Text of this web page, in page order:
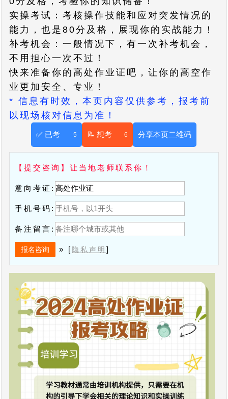
实操考试：考核操作技能和应对突发情况的
能力，也是80分及格，展现你的实战能力！
补考机会：一般情况下，有一次补考机会，
不用担心一次不过！
快来准备你的高处作业证吧，让你的高空作
业更加安全、专业！
* 信息有时效，本页内容仅供参考，报考前
以现场核对信息为准！
5
✅ 已考 6
📝 想考 分享本页二维码
【提交咨询】让当地老师联系你！
意向考证:
手机号码:
备注留言:
» [隐私声明]